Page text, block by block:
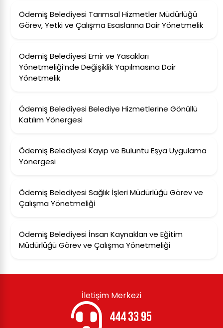
Ödemiş Belediyesi Tarımsal Hizmetler Müdürlüğü
Görev, Yetki ve Çalışma Esaslarına Dair Yönetmelik
Ödemiş Belediyesi Emir ve Yasakları
Yönetmeliği’nde Değişiklik Yapılmasına Dair
Yönetmelik
Ödemiş Belediyesi Belediye Hizmetlerine Gönüllü
Katılım Yönergesi
Ödemiş Belediyesi Kayıp ve Buluntu Eşya Uygulama
Yönergesi
Ödemiş Belediyesi Sağlık İşleri Müdürlüğü Görev ve
Çalışma Yönetmeliği
Ödemiş Belediyesi İnsan Kaynakları ve Eğitim
Müdürlüğü Görev ve Çalışma Yönetmeliği
İletişim Merkezi
444 33 95